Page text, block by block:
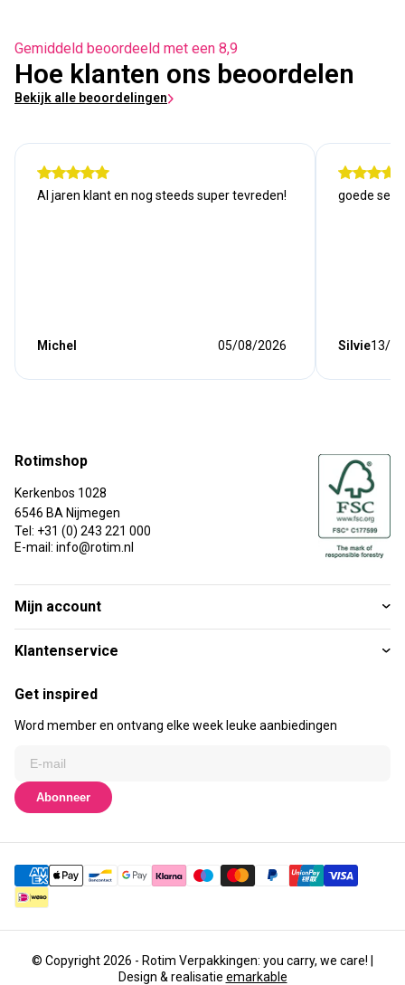
Gemiddeld beoordeeld met een 8,9
Hoe klanten ons beoordelen
Bekijk alle beoordelingen
Al jaren klant en nog steeds super tevreden!
Michel 05/08/2026
goede
Silvie13/
Rotimshop
Kerkenbos 1028
6546 BA Nijmegen
Tel: +31 (0) 243 221 000
E-mail: info@rotim.nl
Mijn account
Klantenservice
Get inspired
Word member en ontvang elke week leuke aanbiedingen
Abonneer
© Copyright 2026 - Rotim Verpakkingen: you carry, we care! |
Design & realisatie emarkable